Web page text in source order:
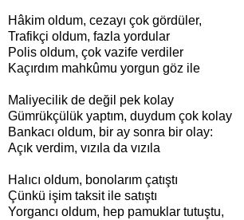
Hâkim oldum, cezayı çok gördüler,
Trafikçi oldum, fazla yordular
Polis oldum, çok vazife verdiler
Kaçırdım mahkûmu yorgun göz ile
Maliyecilik de değil pek kolay
Gümrükçülük yaptım, duydum çok kolay
Bankacı oldum, bir ay sonra bir olay:
Açık verdim, vızıla da vızıla
Halıcı oldum, bonolarım çatıştı
Çünkü işim taksit ile satıştı
Yorgancı oldum, hep pamuklar tutuştu,